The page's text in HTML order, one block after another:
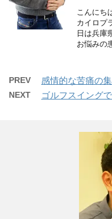
こんにち
カイロプ
日は兵庫
お悩みの
PREV 感情的な苦痛の
NEXT ゴルフスイング